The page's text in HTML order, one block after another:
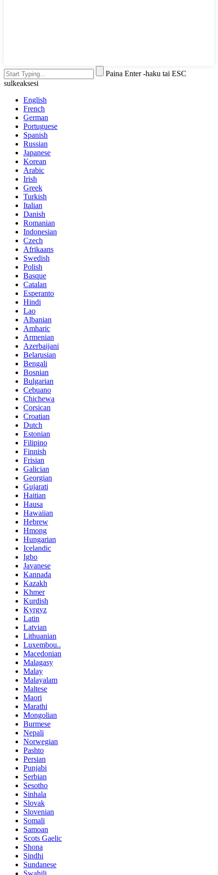
Paina Enter -haku tai ESC
sulkeaksesi
English
French
German
Portuguese
Spanish
Russian
Japanese
Korean
Arabic
Irish
Greek
Turkish
Italian
Danish
Romanian
Indonesian
Czech
Afrikaans
Swedish
Polish
Basque
Catalan
Esperanto
Hindi
Lao
Albanian
Amharic
Armenian
Azerbaijani
Belarusian
Bengali
Bosnian
Bulgarian
Cebuano
Chichewa
Corsican
Croatian
Dutch
Estonian
Filipino
Finnish
Frisian
Galician
Georgian
Gujarati
Haitian
Hausa
Hawaiian
Hebrew
Hmong
Hungarian
Icelandic
Igbo
Javanese
Kannada
Kazakh
Khmer
Kurdish
Kyrgyz
Latin
Latvian
Lithuanian
Luxembou..
Macedonian
Malagasy
Malay
Malayalam
Maltese
Maori
Marathi
Mongolian
Burmese
Nepali
Norwegian
Pashto
Persian
Punjabi
Serbian
Sesotho
Sinhala
Slovak
Slovenian
Somali
Samoan
Scots Gaelic
Shona
Sindhi
Sundanese
Swahili